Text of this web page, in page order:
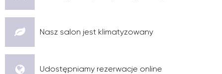
Nasz salon jest klimatyzowany
Udostępniamy rezerwacje online